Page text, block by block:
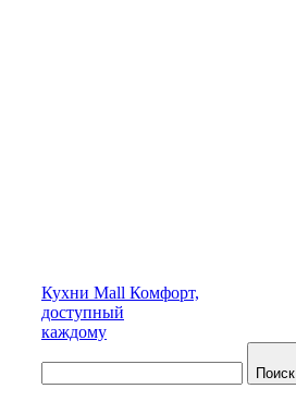
Кухни Mall Комфорт,
доступный
каждому
Поиск